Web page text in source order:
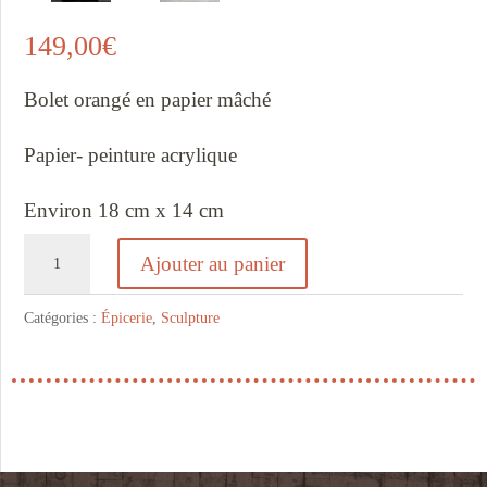
149,00€
Bolet orangé en papier mâché
Papier- peinture acrylique
Environ 18 cm x 14 cm
Bolet
en
Ajouter au panier
Catégories :Épicerie, Sculpture